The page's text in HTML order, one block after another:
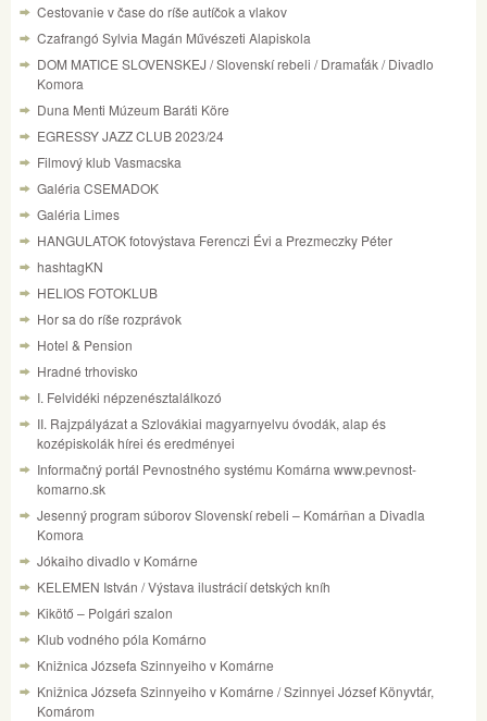
Cestovanie v čase do ríše autíčok a vlakov
Czafrangó Sylvia Magán Művészeti Alapiskola
DOM MATICE SLOVENSKEJ / Slovenskí rebeli / Dramaťák / Divadlo
Komora
Duna Menti Múzeum Baráti Köre
EGRESSY JAZZ CLUB 2023/24
Filmový klub Vasmacska
Galéria CSEMADOK
Galéria Limes
HANGULATOK fotovýstava Ferenczi Évi a Prezmeczky Péter
hashtagKN
HELIOS FOTOKLUB
Hor sa do ríše rozprávok
Hotel & Pension
Hradné trhovisko
I. Felvidéki népzenésztalálkozó
II. Rajzpályázat a Szlovákiai magyarnyelvu óvodák, alap és
kozépiskolák hírei és eredményei
Informačný portál Pevnostného systému Komárna www.pevnost-
komarno.sk
Jesenný program súborov Slovenskí rebeli – Komárňan a Divadla
Komora
Jókaiho divadlo v Komárne
KELEMEN István / Výstava ilustrácií detských kníh
Kikötő – Polgári szalon
Klub vodného póla Komárno
Knižnica Józsefa Szinnyeiho v Komárne
Knižnica Józsefa Szinnyeiho v Komárne / Szinnyei József Könyvtár,
Komárom